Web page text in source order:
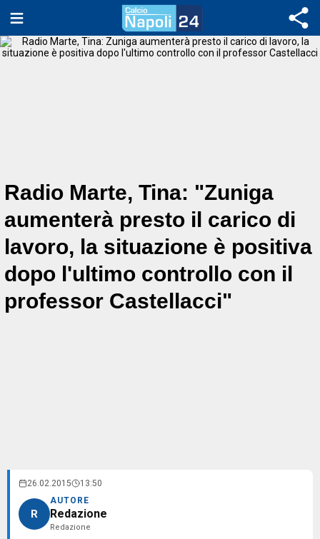
Radio Marte, Tina: "Zuniga
aumenterà presto il carico di
lavoro, la situazione è positiva
dopo l'ultimo controllo con il
professor Castellacci"
26.02.2015 13:50
R
AUTORE
Redazione
Redazione